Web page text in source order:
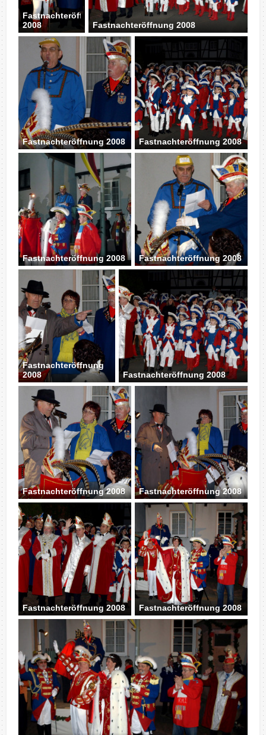
Fastnachteröffnung
2008
Fastnachteröffnung 2008
Fastnachteröffnung 2008 Fastnachteröffnung 2008
Fastnachteröffnung 2008 Fastnachteröffnung 2008
Fastnachteröffnung
2008
Fastnachteröffnung 2008
Fastnachteröffnung 2008 Fastnachteröffnung 2008
Fastnachteröffnung 2008 Fastnachteröffnung 2008